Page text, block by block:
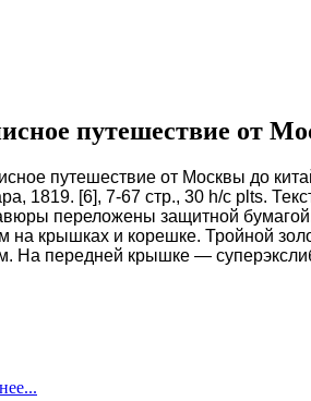
путешествие от
путешествие от Москвы до
1819. [6], 7-67 стр., 30 h/c plts.
переложены защитной
на крышках и корешке. Тройной
На передней крышке —